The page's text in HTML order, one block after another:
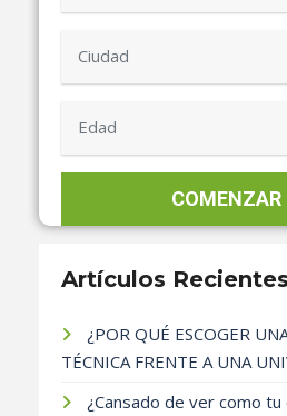
Artículos Recientes
¿POR QUÉ ESCOGER
TÉCNICA FRENTE A UNA
¿Cansado de ver como